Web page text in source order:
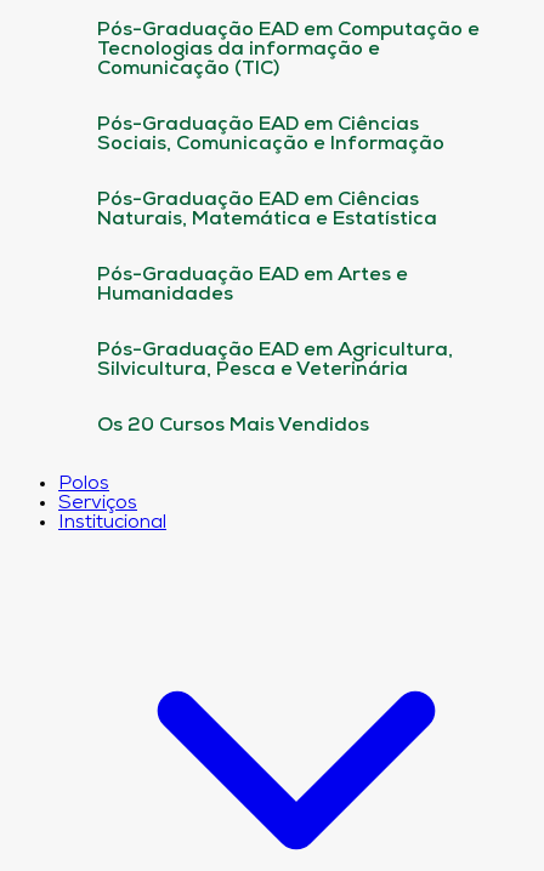
Pós-Graduação EAD em Computação e
Tecnologias da informação e
Comunicação (TIC)
Pós-Graduação EAD em Ciências
Sociais, Comunicação e Informação
Pós-Graduação EAD em Ciências
Naturais, Matemática e Estatística
Pós-Graduação EAD em Artes e
Humanidades
Pós-Graduação EAD em Agricultura,
Silvicultura, Pesca e Veterinária
Os 20 Cursos Mais Vendidos
Polos
Serviços
Institucional